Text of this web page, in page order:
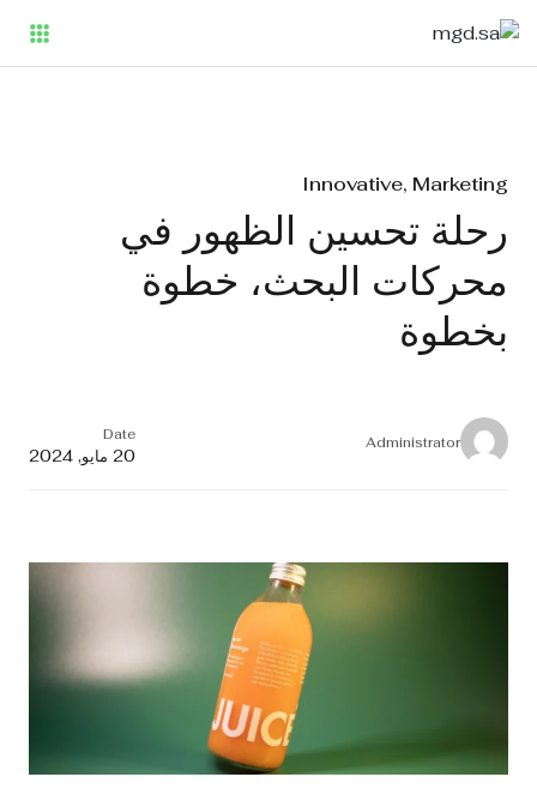
Innovative, Marketing
رحلة تحسين الظهور في
محركات البحث، خطوة
بخطوة
Administrator
Date
20 مايو, 2024